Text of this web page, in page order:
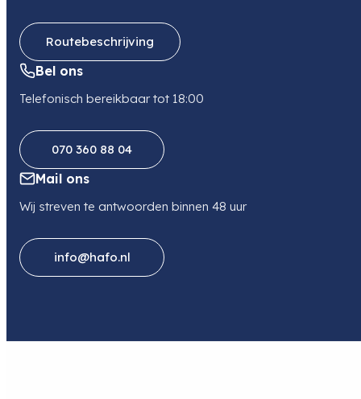
Routebeschrijving
Bel ons
Telefonisch bereikbaar tot 18:00
070 360 88 04
Mail ons
Wij streven te antwoorden binnen 48 uur
info@hafo.nl